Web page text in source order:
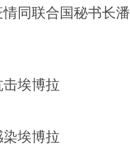
同联合国秘书长潘
埃博拉
埃博拉